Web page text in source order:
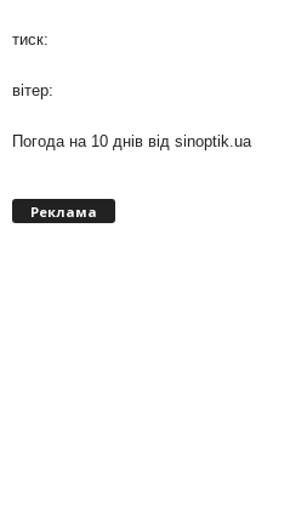
тиск:
вітер:
Погода на 10 днів від sinoptik.ua
Реклама